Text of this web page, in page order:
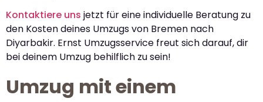
Kontaktiere uns jetzt für eine individuelle Beratung zu
den Kosten deines Umzugs von Bremen nach
Diyarbakir. Ernst Umzugsservice freut sich darauf, dir
bei deinem Umzug behilflich zu sein!
Umzug mit einem